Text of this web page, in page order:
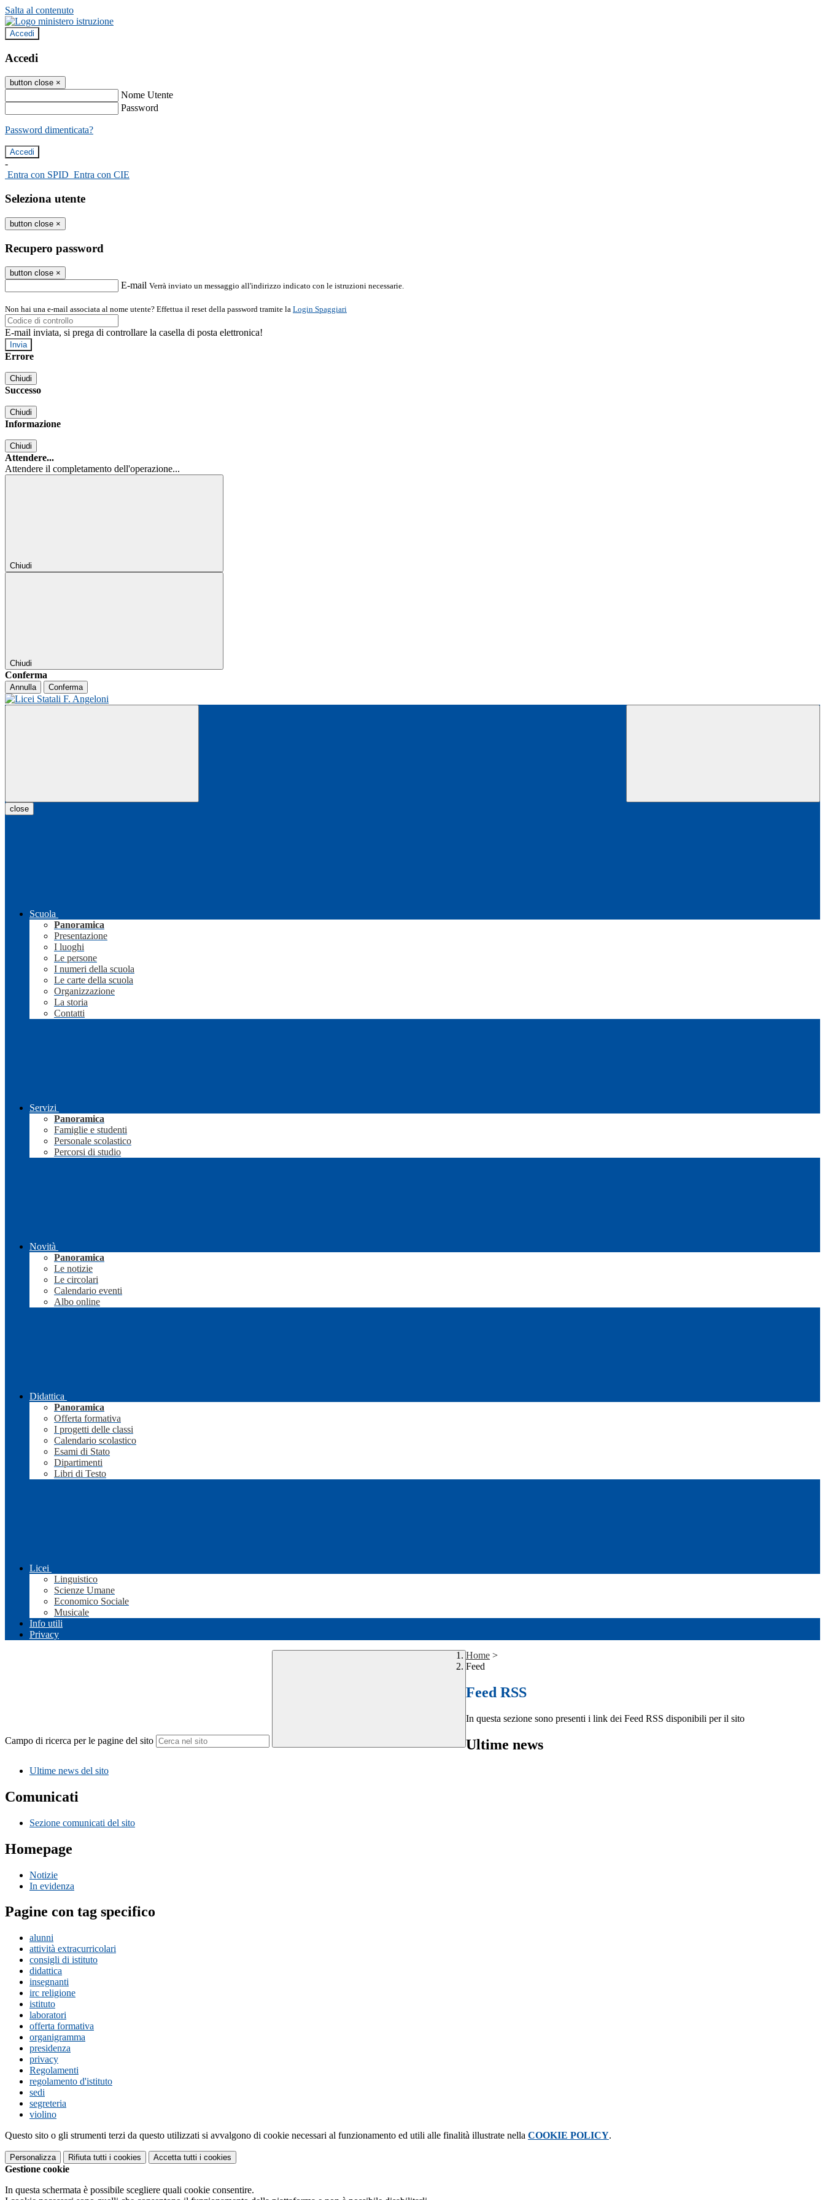
Salta al contenuto
Accedi
Accedi
button close ×
Nome Utente
Password
Password dimenticata?
-
Entra con SPID Entra con CIE
Seleziona utente
button close ×
Recupero password
button close ×
E-mail Verrà inviato un messaggio all'indirizzo indicato con le istruzioni necessarie.
Non hai una e-mail associata al nome utente? Effettua il reset della password tramite la Login Spaggiari
E-mail inviata, si prega di controllare la casella di posta elettronica!
Errore
Chiudi
Successo
Chiudi
Informazione
Chiudi
Attendere...
Attendere il completamento dell'operazione...
Chiudi
Chiudi
Conferma
Annulla Conferma
close
Scuola
Panoramica
Presentazione
I luoghi
Le persone
I numeri della scuola
Le carte della scuola
Organizzazione
La storia
Contatti
Servizi
Panoramica
Famiglie e studenti
Personale scolastico
Percorsi di studio
Novità
Panoramica
Le notizie
Le circolari
Calendario eventi
Albo online
Didattica
Panoramica
Offerta formativa
I progetti delle classi
Calendario scolastico
Esami di Stato
Dipartimenti
Libri di Testo
Licei
Linguistico
Scienze Umane
Economico Sociale
Musicale
Info utili
Privacy
Campo di ricerca per le pagine del sito
Home >
Feed
Feed RSS
In questa sezione sono presenti i link dei Feed RSS disponibili per il sito
Ultime news
Ultime news del sito
Comunicati
Sezione comunicati del sito
Homepage
Notizie
In evidenza
Pagine con tag specifico
alunni
attività extracurricolari
consigli di istituto
didattica
insegnanti
irc religione
istituto
laboratori
offerta formativa
organigramma
presidenza
privacy
Regolamenti
regolamento d'istituto
sedi
segreteria
violino
Questo sito o gli strumenti terzi da questo utilizzati si avvalgono di cookie necessari al funzionamento ed utili alle finalità illustrate nella COOKIE POLICY.
Personalizza Rifiuta tutti i cookies Accetta tutti i cookies
Gestione cookie
In questa schermata è possibile scegliere quali cookie consentire.